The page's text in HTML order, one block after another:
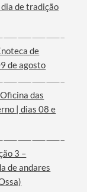
de tradição
de
de agosto
das
| dias 08 e
3 –
de andares